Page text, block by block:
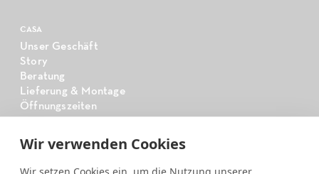
Wir verwenden Cookies
CASA
Unser Geschäft
Story
Beratung
Lieferung & Montage
Öffnungszeiten
CASA